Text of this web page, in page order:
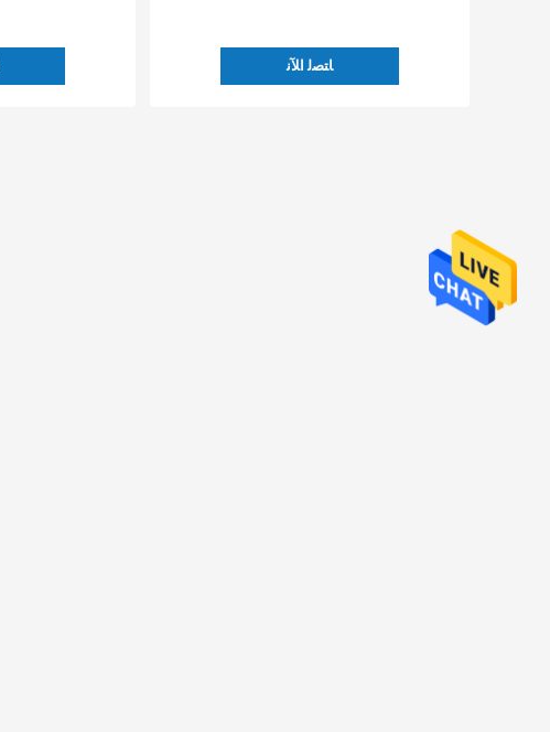
ﺎﺘﺼﻟ ﺍﻶﻧ